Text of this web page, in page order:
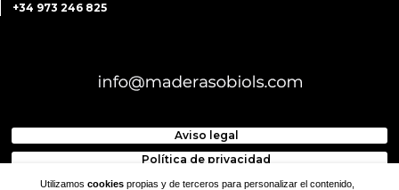
+34 973 246 825
Aviso legal
Política de privacidad
Utilizamos cookiespropias y de terceros para personalizar el contenido,